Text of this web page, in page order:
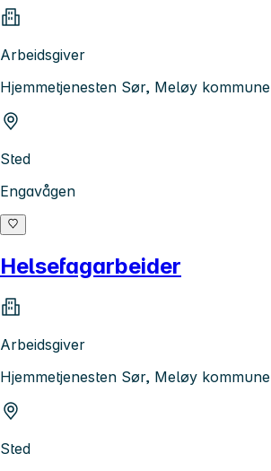
Arbeidsgiver
Hjemmetjenesten Sør, Meløy kommune
Sted
Engavågen
Helsefagarbeider
Arbeidsgiver
Hjemmetjenesten Sør, Meløy kommune
Sted